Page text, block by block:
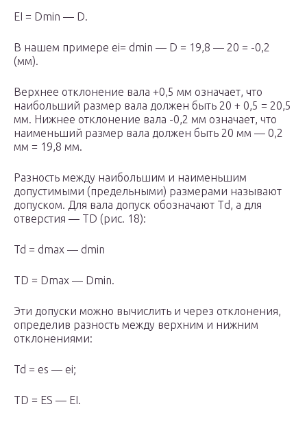
EI = Dmin — D.
В нашем примере еi= dmin — D = 19,8 — 20 = -0,2
(мм).
Верхнее отклонение вала +0,5 мм означает, что
наибольший размер вала должен быть 20 + 0,5 = 20,5
мм. Нижнее отклонение вала -0,2 мм означает, что
наименьший размер вала должен быть 20 мм — 0,2
мм = 19,8 мм.
Разность между наибольшим и наименьшим
допустимыми (предельными) размерами называют
допуском. Для вала допуск обозначают Тd, а для
отверстия — TD (рис. 18):
Td = dmax — dmin
TD = Dmax — Dmin.
Эти допуски можно вычислить и через отклонения,
определив разность между верхним и нижним
отклонениями:
Td = es — ei;
TD = ES — ЕI.